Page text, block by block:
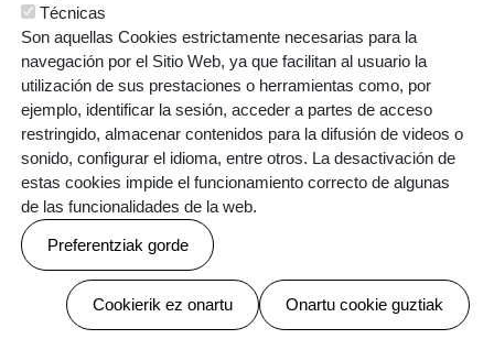
Garazi Olano Martinitz-Xil
garazi.olano@lautadaikastola.eus
Irudia
Técnicas
Son aquellas Cookies estrictamente necesarias para la
navegación por el Sitio Web, ya que facilitan al usuario la
utilización de sus prestaciones o herramientas como, por
ejemplo, identificar la sesión, acceder a partes de acceso
restringido, almacenar contenidos para la difusión de videos o
sonido, configurar el idioma, entre otros. La desactivación de
estas cookies impide el funcionamiento correcto de algunas
de las funcionalidades de la web.
Preferentziak gorde
Cookierik ez onartu Onartu cookie guztiak
Baimenak ezeztatu